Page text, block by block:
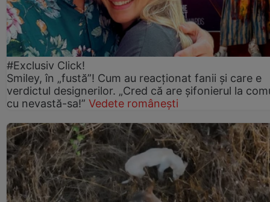
#Exclusiv Click!
Smiley, în „fustă”! Cum au reacționat fanii și care e
verdictul designerilor. „Cred că are șifonierul la
cu nevastă-sa!” Vedete românești